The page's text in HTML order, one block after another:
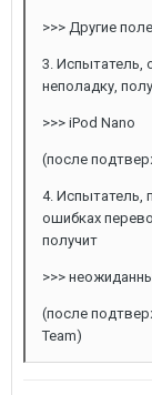
>>> Другие
3. Испытатель,
неполадку,
>>> iPod Nano
(после
4. Испытатель,
ошибках
получит
>>>
(после
Team)